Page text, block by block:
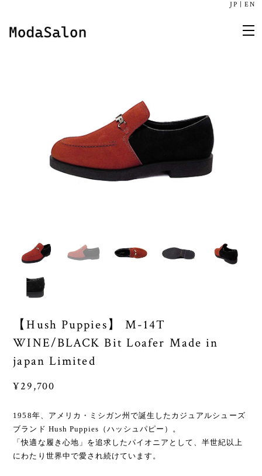
JP EN
【Hush Puppies】 M-14T
WINE/BLACK Bit Loafer Made in
japan Limited
¥29,700
1958年、アメリカ・ミシガン州で誕生したカジュアルシューズ
ブランド Hush Puppies（ハッシュパピー）。
「快適な履き心地」を追求したパイオニアとして、半世紀以上
にわたり世界中で愛され続けています。